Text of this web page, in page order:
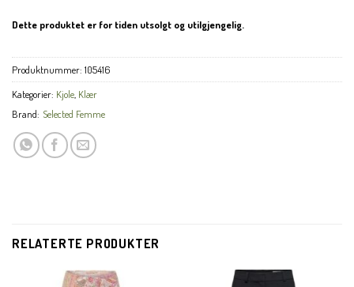
Dette produktet er for tiden utsolgt og utilgjengelig.
Produktnummer: 105416
Kategorier: Kjole, Klær
Brand: Selected Femme
RELATERTE PRODUKTER